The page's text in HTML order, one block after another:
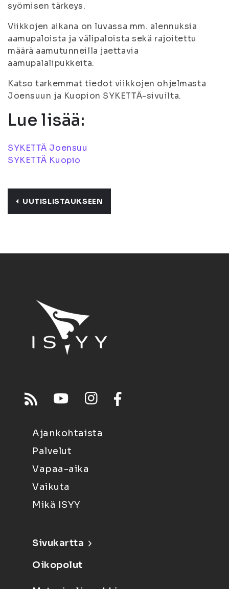
syömisen tärkeys.
Viikkojen aikana on luvassa mm. alennuksia
aamupaloista ja välipaloista sekä rajoitettu
määrä aamutunneilla jaettavia
aamupalalipukkeita.
Katso tarkemmat tiedot viikkojen ohjelmasta
Joensuun ja Kuopion SYKETTÄ-sivuilta.
Lue lisää:
SYKETTÄ Joensuu
SYKETTÄ Kuopio
UUTISLISTAUKSEEN
Ajankohtaista
Palvelut
Vapaa-aika
Vaikuta
Mikä ISYY
Sivukartta
Oikopolut